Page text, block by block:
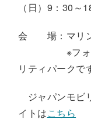
（日） 9 ： 30 ～
会 場：マリ
※フォーミ
リティパークで
ジャパンモビ
イトはこちら